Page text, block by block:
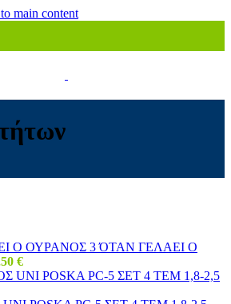
main content
ΌΤΑΝ ΓΕΛΑΕΙ Ο
€